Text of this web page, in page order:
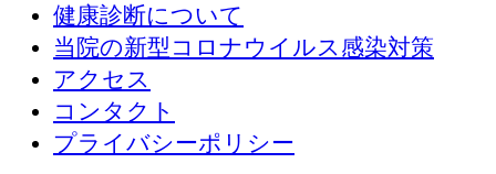
健康診断について
当院の新型コロナウイルス感染対策
アクセス
コンタクト
プライバシーポリシー